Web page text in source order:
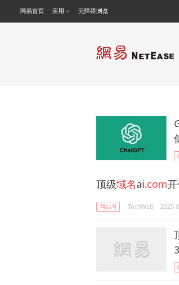
网易首页 应用 无障碍浏览
顶级域名ai.com
网易号 TechWeb 2025-